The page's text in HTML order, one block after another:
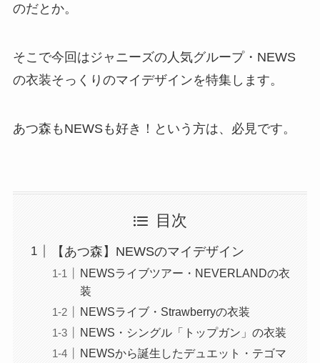
のだとか。
そこで今回はジャニーズの人気グループ・NEWS
の衣装そっくりのマイデザインを特集します。
あつ森もNEWSも好き！という方は、必見です。
目次
【あつ森】NEWSのマイデザイン
NEWSライブツアー・NEVERLANDの衣
装
NEWSライブ・Strawberryの衣装
NEWS・シングル「トップガン」の衣装
NEWSから誕生したデュエット・テゴマ